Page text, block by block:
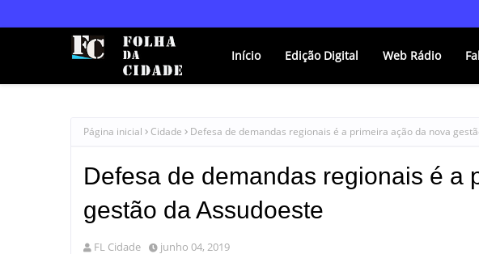
Início Edição Digital Web Rádio
Página inicial Cidade Defesa de demandas regionais é a primeira ação da nova
Defesa de demandas regionais é a
gestão da Assudoeste
FL Cidade junho 04, 2019